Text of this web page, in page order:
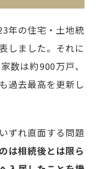
年の住宅・土地統
しました。それに
数は約900万戸、
過去最高を更新し
ずれ直面する問題
は相続後とは限ら